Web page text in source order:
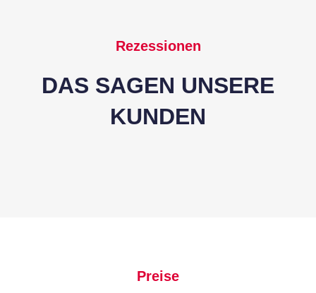
Rezessionen
DAS SAGEN UNSERE
KUNDEN
Preise